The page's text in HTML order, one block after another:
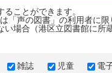
ことができます。
「声の図書」の利用者に限
場合（港区立図書館に所
雑誌 児童
電